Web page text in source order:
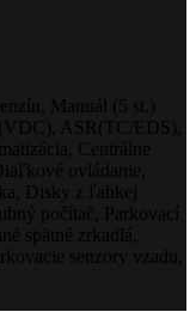
Manuál (5 st.)
ASR(TC/EDS),
Centrálne
ovládanie,
Disky z ľahkej
počítač, Parkovací
spätné zrkadlá,
senzory vzadu,